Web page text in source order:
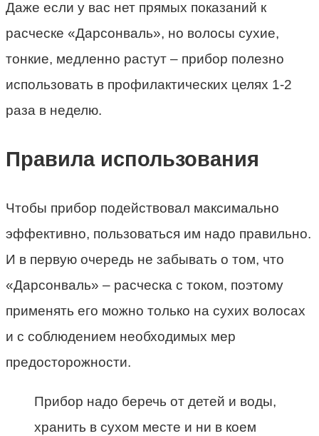
Даже если у вас нет прямых показаний к
расческе «Дарсонваль», но волосы сухие,
тонкие, медленно растут – прибор полезно
использовать в профилактических целях 1-2
раза в неделю.
Правила использования
Чтобы прибор подействовал максимально
эффективно, пользоваться им надо правильно.
И в первую очередь не забывать о том, что
«Дарсонваль» – расческа с током, поэтому
применять его можно только на сухих волосах
и с соблюдением необходимых мер
предосторожности.
Прибор надо беречь от детей и воды,
хранить в сухом месте и ни в коем